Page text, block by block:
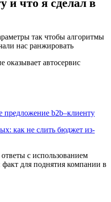
и что я сделал в
так чтобы алгоритмы
нас ранжировать
автосервис
предложение b2b–клиенту
как не слить бюджет из-
с использованием
для поднятия компании в